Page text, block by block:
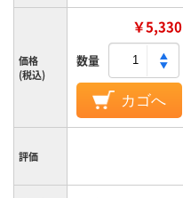
価格
(税込)
￥5,330
数量
カゴへ
評価